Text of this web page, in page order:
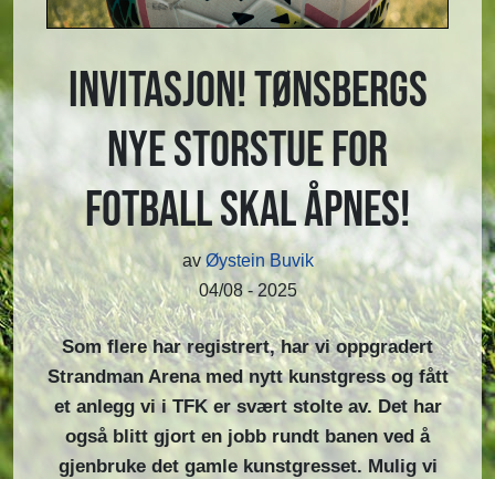
Invitasjon! Tønsbergs
nye storstue for
fotball skal åpnes!
av Øystein Buvik
04/08 - 2025
Som flere har registrert, har vi oppgradert
Strandman Arena med nytt kunstgress og fått
et anlegg vi i TFK er svært stolte av. Det har
også blitt gjort en jobb rundt banen ved å
gjenbruke det gamle kunstgresset. Mulig vi